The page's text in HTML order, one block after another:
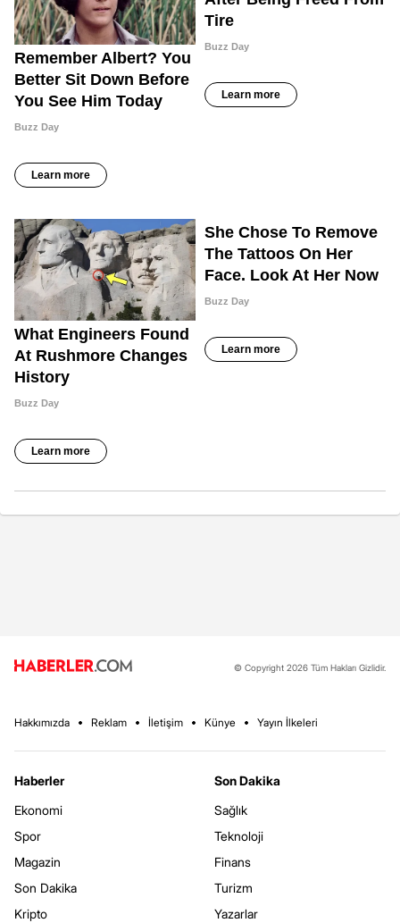
© Copyright 2026 Tüm Hakları Gizlidir.
Hakkımızda Reklam İletişim Künye Yayın İlkeleri
Haberler
Ekonomi
Spor
Magazin
Son Dakika
Kripto
Son Dakika
Sağlık
Teknoloji
Finans
Turizm
Yazarlar